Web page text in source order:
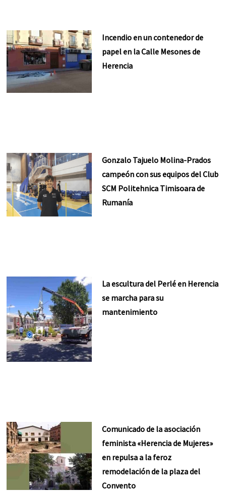
Incendio en un contenedor de
papel en la Calle Mesones de
Herencia
Gonzalo Tajuelo Molina-Prados
campeón con sus equipos del Club
SCM Politehnica Timisoara de
Rumanía
La escultura del Perlé en Herencia
se marcha para su
mantenimiento
Comunicado de la asociación
feminista «Herencia de Mujeres»
en repulsa a la feroz
remodelación de la plaza del
Convento